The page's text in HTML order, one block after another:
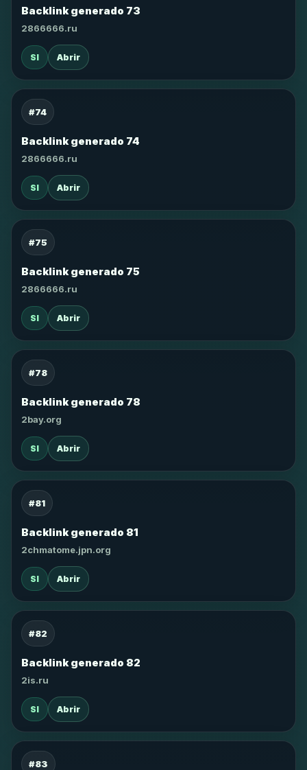
Backlink generado 73
2866666.ru
SI Abrir
#74
Backlink generado 74
2866666.ru
SI Abrir
#75
Backlink generado 75
2866666.ru
SI Abrir
#78
Backlink generado 78
2bay.org
SI Abrir
#81
Backlink generado 81
2chmatome.jpn.org
SI Abrir
#82
Backlink generado 82
2is.ru
SI Abrir
#83